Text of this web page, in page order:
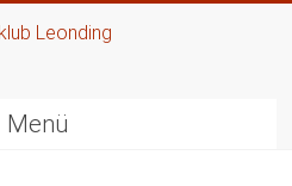
Menü